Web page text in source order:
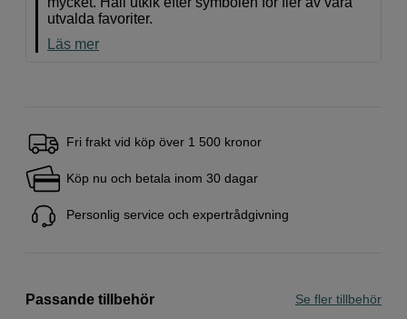
utvalda favoriter.
Läs mer
Fri frakt vid köp över 1 500 kronor
Köp nu och betala inom 30 dagar
Personlig service och expertrådgivning
Passande tillbehör Se fler tillbehör